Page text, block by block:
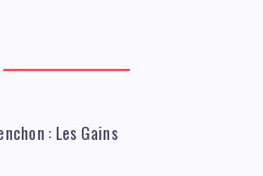
: Les Gains